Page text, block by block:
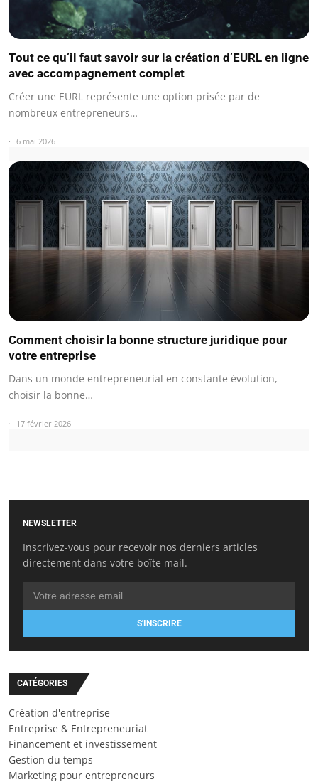
Tout ce qu’il faut savoir sur la création d’EURL en ligne
avec accompagnement complet
Créer une EURL représente une option prisée par de
nombreux entrepreneurs…
6 mai 2026
Comment choisir la bonne structure juridique pour
votre entreprise
Dans un monde entrepreneurial en constante évolution,
choisir la bonne…
17 février 2026
NEWSLETTER
Inscrivez-vous pour recevoir nos derniers articles
directement dans votre boîte mail.
S'INSCRIRE
CATÉGORIES
Création d'entreprise
Entreprise & Entrepreneuriat
Financement et investissement
Gestion du temps
Marketing pour entrepreneurs